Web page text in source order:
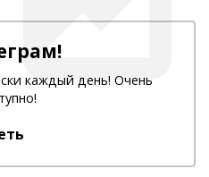
каждый день! Очень